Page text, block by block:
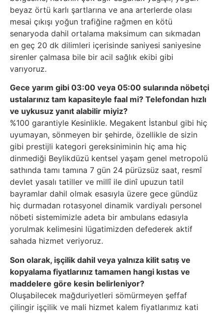
beyaz örtü karlı şartlarına ve ana arterlerde olası
mesai çıkışı yoğun trafiğine rağmen en kötü
senaryoda dahil ortalama maksimum can sıkmadan
en geç 20 dk dilimleri içerisinde saniyesi saniyesine
sirenler çalmasa bile bir acil sağlık ekibi gibi
varıyoruz.
Gece yarım gibi 03:00 veya 05:00 sularında nöbetçi
ustalarınız tam kapasiteyle faal mi? Telefondan hızlı
ve uykusuz yanıt alabilir miyiz?
%100 garantiyle Kesinlikle. Megakent İstanbul gibi hiç
uyumayan, sönmeyen bir şehirde, özellikle de sizin
gibi prestijli kategori gereksiniminin hiç ama hiç
dinmediği Beylikdüzü kentsel yaşam genel metropolü
sathında tamı tamına 7 gün 24 pürüzsüz saat, resmî
devlet yasalı tatiller ve millî ile dinî upuzun tatil
bayramlar dahil olmak esasıyla üzere gece gündüz
hiç durmadan rotasyonel dinamik vardiyalı personel
nöbeti sistemimizle adeta bir ambulans edasıyla
yorulmak kelimesini lügatimizden defederek aktif
sahada hizmet veriyoruz.
Son olarak, işçilik dahil veya yalnıza kilit satış ve
kopyalama fiyatlarınız tamamen hangi kıstas ve
maddelere göre kesin belirleniyor?
Oluşabilecek mağduriyetleri sömürmeyen şeffaf
çilingir işçilik ve mali hizmet kalem fiyatlarımız kati